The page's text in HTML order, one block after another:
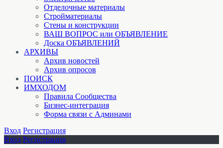
Отделочные материалы
Стройматериалы
Стены и конструкции
ВАШ ВОПРОС или ОБЪЯВЛЕНИЕ
Доска ОБЪЯВЛЕНИЙ
АРХИВЫ
Архив новостей
Архив опросов
ПОИСК
ИМХОДОМ
Правила Сообщества
Бизнес-интеграция
Форма связи с Админами
Вход Регистрация
Вход Регистрация